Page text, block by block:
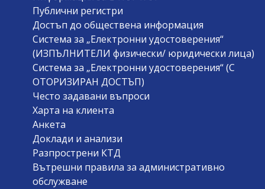
Публични регистри
Достъп до обществена информация
Система за „Електронни удостоверения“
(ИЗПЪЛНИТЕЛИ физически/ юридически лица)
Система за „Електронни удостоверения“ (С
ОТОРИЗИРАН ДОСТЪП)
Често задавани въпроси
Харта на клиента
Анкета
Доклади и анализи
Разпрострени КТД
Вътрешни правила за административно
обслужване